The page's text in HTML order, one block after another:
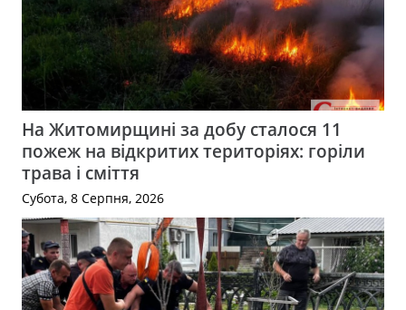
На Житомирщині за добу сталося 11
пожеж на відкритих територіях: горіли
трава і сміття
Субота, 8 Серпня, 2026